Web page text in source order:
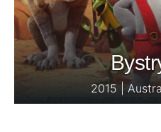
2015 |